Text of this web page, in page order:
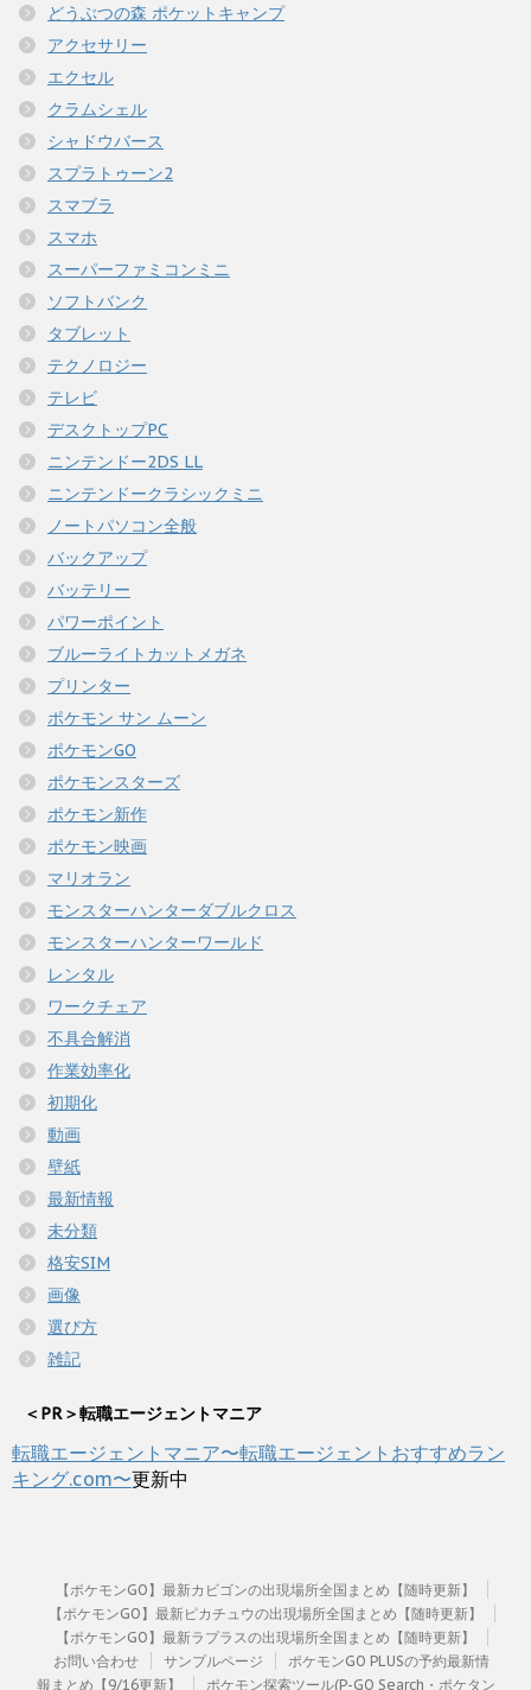
どうぶつの森 ポケットキャンプ
アクセサリー
エクセル
クラムシェル
シャドウバース
スプラトゥーン2
スマブラ
スマホ
スーパーファミコンミニ
ソフトバンク
タブレット
テクノロジー
テレビ
デスクトップPC
ニンテンドー2DS LL
ニンテンドークラシックミニ
ノートパソコン全般
バックアップ
バッテリー
パワーポイント
ブルーライトカットメガネ
プリンター
ポケモン サン ムーン
ポケモンGO
ポケモンスターズ
ポケモン新作
ポケモン映画
マリオラン
モンスターハンターダブルクロス
モンスターハンターワールド
レンタル
ワークチェア
不具合解消
作業効率化
初期化
動画
壁紙
最新情報
未分類
格安SIM
画像
選び方
雑記
＜PR＞転職エージェントマニア
転職エージェントマニア〜転職エージェントおすすめラン
キング.com〜更新中
【ポケモンGO】最新カビゴンの出現場所全国まとめ【随時更新】
【ポケモンGO】最新ピカチュウの出現場所全国まとめ【随時更新】
【ポケモンGO】最新ラプラスの出現場所全国まとめ【随時更新】
お問い合わせ
サンプルページ
ポケモンGO PLUSの予約最新情
報まとめ【9/16更新】
ポケモン探索ツール(P-GO Search・ポケタン